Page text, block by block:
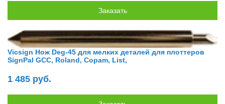
Vicsign Нож Deg-45 для мелких деталей для плоттеров
SignPal GCC, Roland, Copam, List,
1 485 руб.